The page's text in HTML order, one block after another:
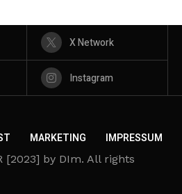
X Network
Instagram
MARKETING IMPRESSUM
[2023] by DIm. All rights